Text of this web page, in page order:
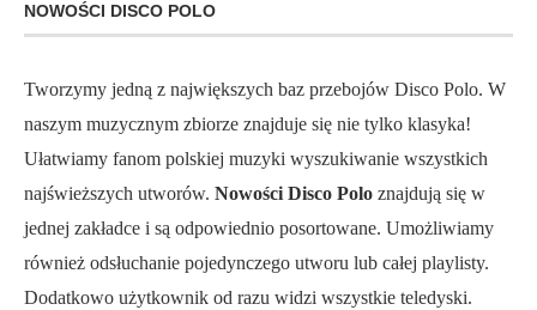
NOWOŚCI DISCO POLO
Tworzymy jedną z największych baz przebojów Disco Polo. W
naszym muzycznym zbiorze znajduje się nie tylko klasyka!
Ułatwiamy fanom polskiej muzyki wyszukiwanie wszystkich
najświeższych utworów. Nowości Disco Polo znajdują się w
jednej zakładce i są odpowiednio posortowane. Umożliwiamy
również odsłuchanie pojedynczego utworu lub całej playlisty.
Dodatkowo użytkownik od razu widzi wszystkie teledyski.